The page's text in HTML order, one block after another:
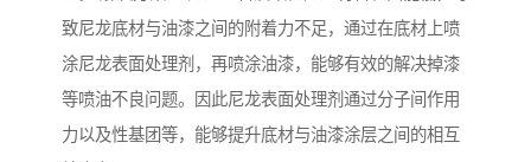
致尼龙底材与油漆之间的附着力不足，通过在底材上喷
涂尼龙表面处理剂，再喷涂油漆，能够有效的解决掉漆
等喷油不良问题。因此尼龙表面处理剂通过分子间作用
力以及性基团等，能够提升底材与油漆涂层之间的相互